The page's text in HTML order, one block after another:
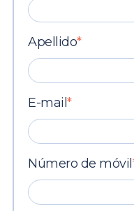
Apellido*
E-mail *
Número de móvil